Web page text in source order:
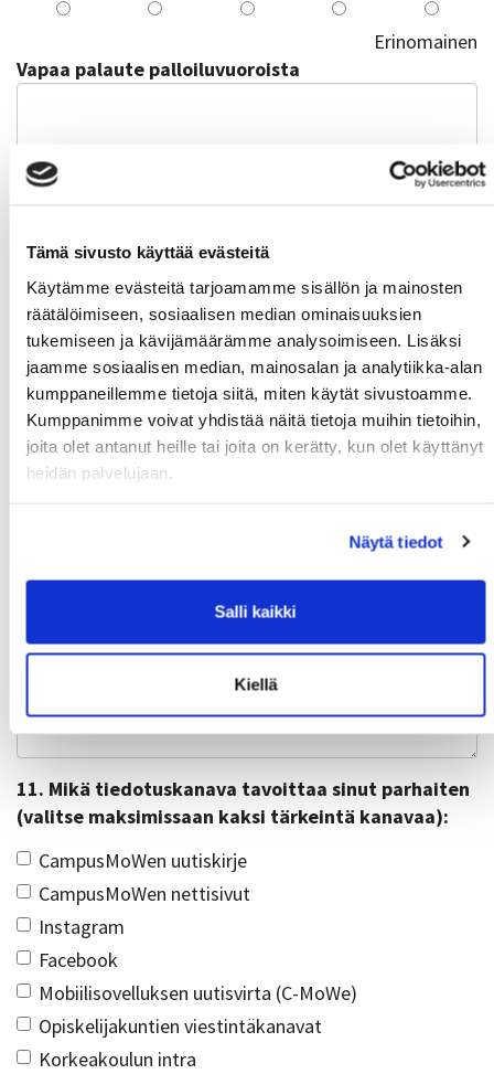
Tämä sivusto käyttää evästeitä
Käytämme evästeitä tarjoamamme sisällön ja mainosten
räätälöimiseen, sosiaalisen median ominaisuuksien
tukemiseen ja kävijämäärämme analysoimiseen. Lisäksi
jaamme sosiaalisen median, mainosalan ja analytiikka-alan
kumppaneillemme tietoja siitä, miten käytät sivustoamme.
Kumppanimme voivat yhdistää näitä tietoja muihin tietoihin,
joita olet antanut heille tai joita on kerätty, kun olet käyttänyt
heidän palvelujaan.
Näytä tiedot
Salli kaikki
Kiellä
Erinomainen
Vapaa palaute palloiluvuoroista
Heikko
1
2 3 4 5
Erinomainen
Vapaa palaute SAMK Porin kampuksen kuntosalista:
Vapaa palaute sulkapallo- ja padelvuoroja koskien
11. Mikä tiedotuskanava tavoittaa sinut parhaiten
(valitse maksimissaan kaksi tärkeintä kanavaa):
CampusMoWen uutiskirje
CampusMoWen nettisivut
Instagram
Facebook
Mobiilisovelluksen uutisvirta (C-MoWe)
Opiskelijakuntien viestintäkanavat
Korkeakoulun intra